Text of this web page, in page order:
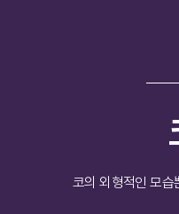
코의 외형적인 모습